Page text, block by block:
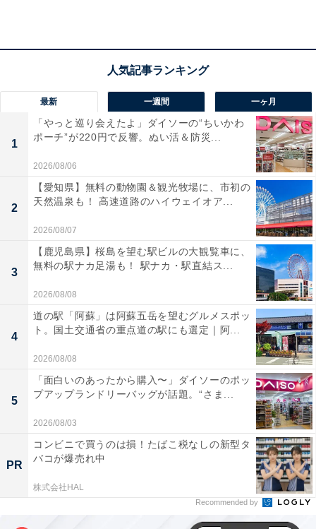
楽天トラベルの「クーポン祭」とは？
楽天トラベルでは、定期的に「クーポン祭」を開催。 人
気の宿やホテルを対象に、宿泊予約で使えるお得な割引
クーポンを配布します。
クーポンは、国内宿泊や海外ツアー、レンタカーなど、
さまざまな旅行商品で利用可能。複数のクーポンを組み
合わせて、さらに割引率をアップできる場合もありま
す。賢く旅の計画を立てて、お得に旅行を楽しみましょ
う。
最新 一週間 一ヶ月
1
「やっと巡り会えたよ」ダイソーの“ちいかわ
ポーチ”が220円で反響。ぬい活＆防災...
2026/08/06
2
【愛知県】無料の動物園＆観光牧場に、市初の
天然温泉も！ 高速道路のハイウェイオア...
2026/08/07
3
【鹿児島県】桜島を望む駅ビルの大観覧車に、
無料の駅ナカ足湯も！ 駅ナカ・駅直結ス...
2026/08/08
4
道の駅「阿蘇」は阿蘇五岳を望むグルメスポッ
ト。国土交通省の重点道の駅にも選定｜阿...
2026/08/08
5
「面白いのあったから購入〜」ダイソーのポッ
プアップランドリーバッグが話題。“さま...
2026/08/03
PR
コンビニで買うのは損！たばこ税なしの新型タ
バコが爆売れ中
株式会社HAL
Recommended by